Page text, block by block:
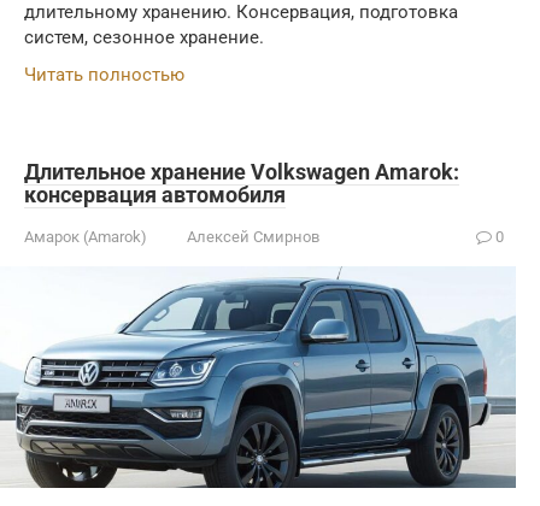
длительному хранению. Консервация, подготовка
систем, сезонное хранение.
Читать полностью
Длительное хранение Volkswagen Amarok:
консервация автомобиля
Амарок (Amarok) Алексей Смирнов 0